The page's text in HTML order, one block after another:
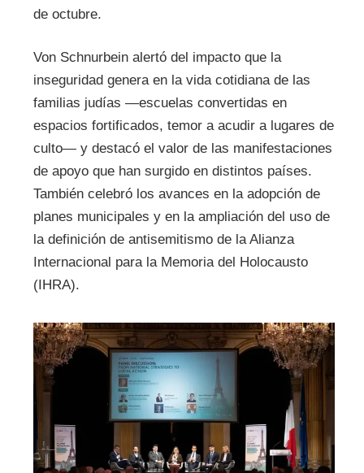
de octubre.
Von Schnurbein alertó del impacto que la
inseguridad genera en la vida cotidiana de las
familias judías —escuelas convertidas en
espacios fortificados, temor a acudir a lugares de
culto— y destacó el valor de las manifestaciones
de apoyo que han surgido en distintos países.
También celebró los avances en la adopción de
planes municipales y en la ampliación del uso de
la definición de antisemitismo de la Alianza
Internacional para la Memoria del Holocausto
(IHRA).